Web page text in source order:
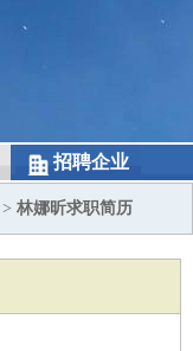
招聘企业
> 林娜昕求职简历